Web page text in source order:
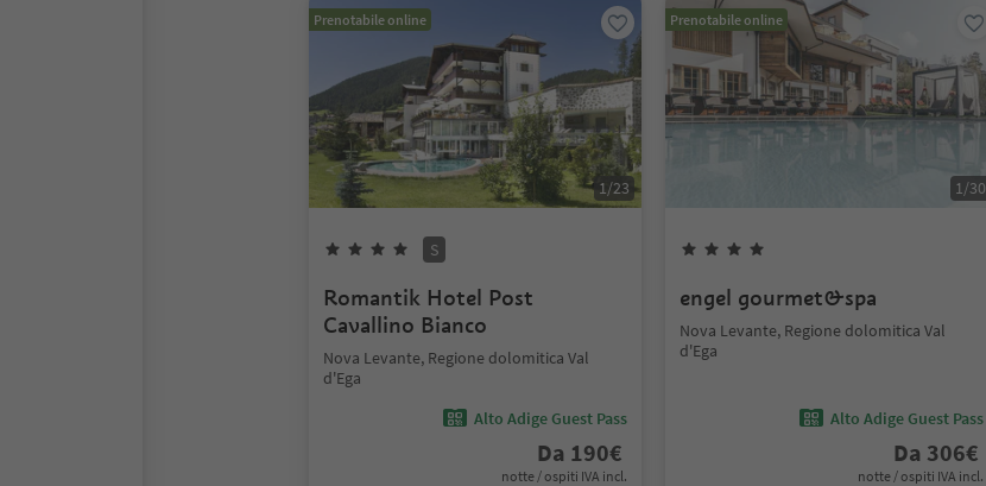
Prenotabile online
1/23
S
Romantik Hotel Post
Cavallino Bianco
Nova Levante, Regione dolomitica Val
d'Ega
Alto Adige Guest Pass
Da 190€
notte / ospiti IVA incl.
Prenotabile online
1/30
engel gourmet&spa
Nova Levante, Regione dolomitica Val
d'Ega
Alto Adige Guest Pass
Da 306€
notte / ospiti IVA incl.